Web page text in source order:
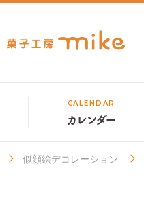
CALENDAR
カレンダー
似顔絵デコレーション